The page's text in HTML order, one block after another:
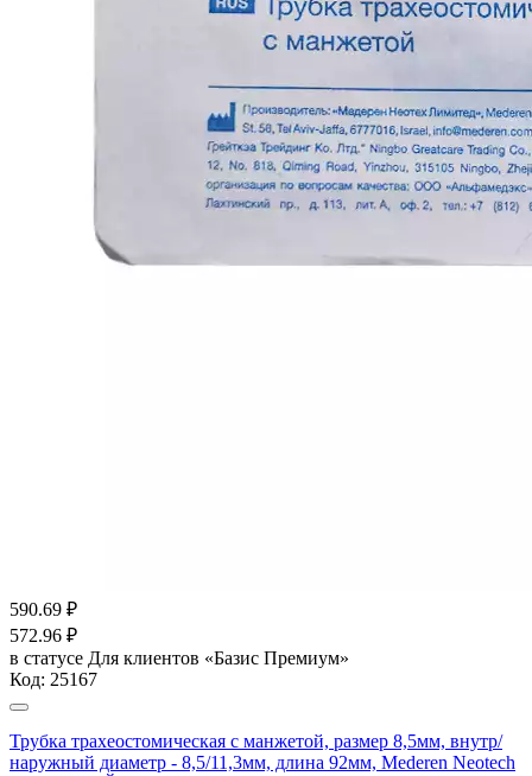
590.69 ₽
572.96 ₽
в статусе Для клиентов «Базис Премиум»
Код: 25167
Трубка трахеостомическая с манжетой, размер 8,5мм, внутр/
наружный диаметр - 8,5/11,3мм, длина 92мм, Mederen Neotech